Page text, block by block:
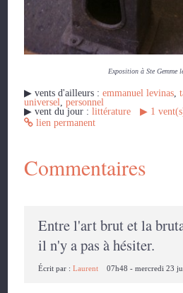
Exposition à Ste Gemme
▶︎ vents d'ailleurs :emmanuel levinas ,
universel
,personnel
▶︎ vent du jour :littérature ▶︎ 1
lien permanent
Commentaires
Entre l'art brut et la
il n'y a pas à hésiter.
Écrit par : Laurent 07h48 -mercredi 23